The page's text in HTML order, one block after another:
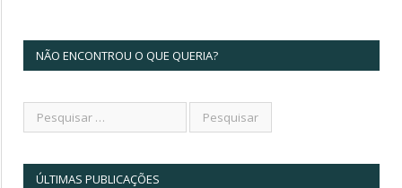
NÃO ENCONTROU O QUE QUERIA?
ÚLTIMAS PUBLICAÇÕES